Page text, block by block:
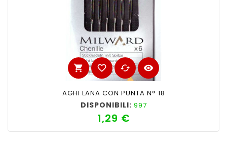
shopping_cart favorite_border cached visibility
AGHI LANA CON PUNTA N° 18
DISPONIBILI: 997
1,29 €Prezzo